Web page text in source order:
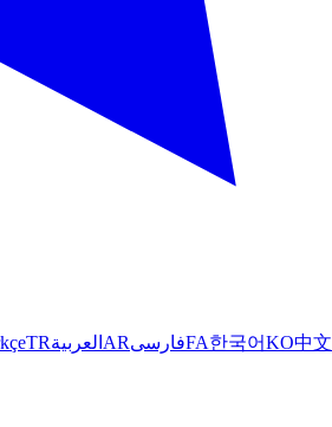
TRالعربية ARفارسیFA한국어KO中文